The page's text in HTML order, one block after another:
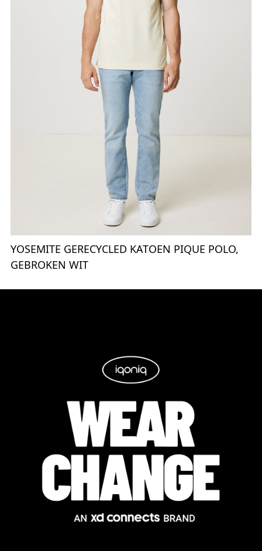
YOSEMITE GERECYCLED KATOEN PIQUE POLO,
GEBROKEN WIT